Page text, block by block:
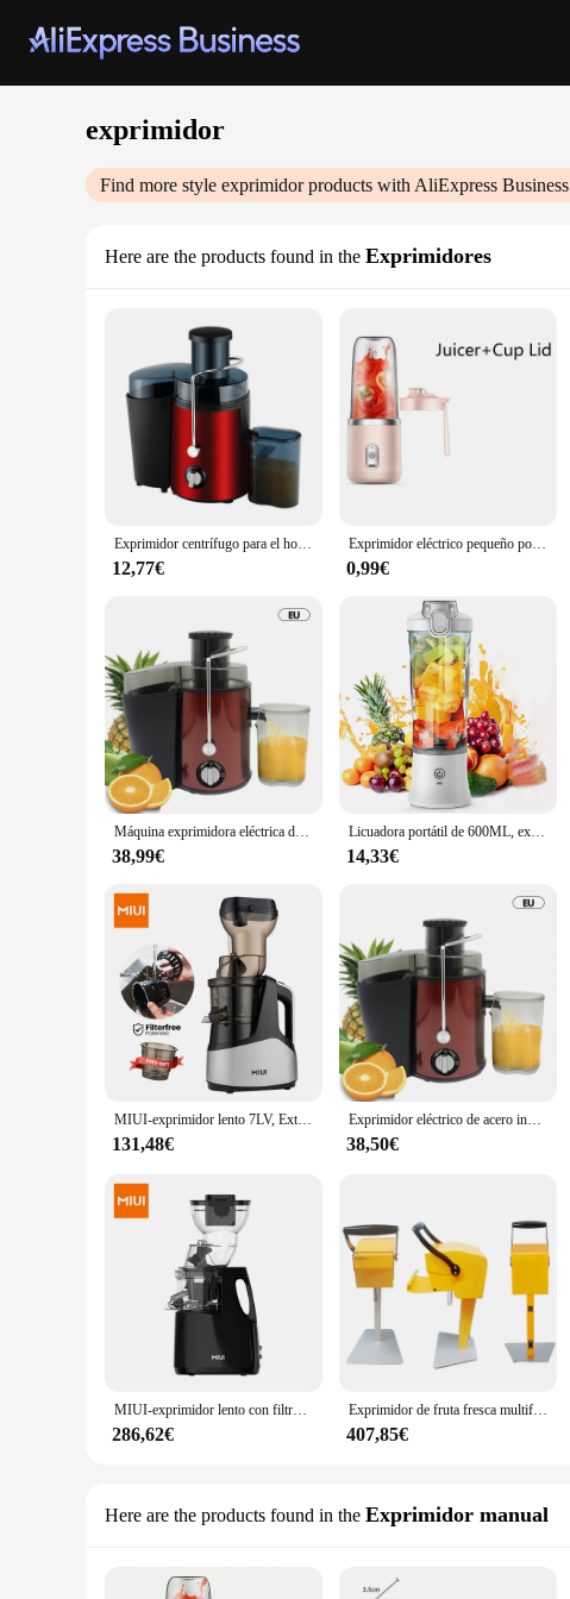
exprimidor
Find more style exprimidorproducts with AliExpress Business
Here are the products found in the Exprimidores
Exprimidor centrífugo para el hogar, máquina de jugo eléctrica de gran calibre, separación de residuos, exprimidor de verduras, UE, Reino Unido
12,77€
Exprimidor eléctrico pequeño portátil azul/rosa, vaso con cuchilla de acero inoxidable, licuadora automática de frutas, herramienta de cocina, 1 unidad
0,99€
Máquina exprimidora eléctrica de 400W, conducto ancho para fruta entera, Extractor de jugos, verduras, mezclador de frutas, licuadora con botella
38,99€
Licuadora portátil de 600ML, exprimidor eléctrico de frutas, mezcladores de 4000mAh, recargable por USB, minilicuadora Personal, colorf
14,33€
MIUI-exprimidor lento 7LV, Extractor de prensa en frío con tornillo, FilterFree, fácil lavado, máquina exprimidora eléctrica de frutas, gran calibre, modle-prime
131,48€
Exprimidor eléctrico de acero inoxidable, máquina centrífuga de jugo fresco, fácil de limpiar y antigoteo, 3 velocidades, 400W
38,50€
MIUI-exprimidor lento con filtro FFS6 de acero inoxidable, exprimidor Original de 8 etapas con tornillo para masticar, buque insignia comercial
286,62€
Exprimidor de fruta fresca multifuncional, máquina extractora comercial de naranja, fabricante de jugo de naranja Pitaya
407,85€
Here are the products found in the Exprimidor manual